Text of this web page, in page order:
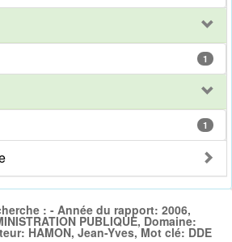
1
1
: - Année du rapport: 2006,
PUBLIQUE, Domaine:
HAMON, Jean-Yves, Mot clé: DDE